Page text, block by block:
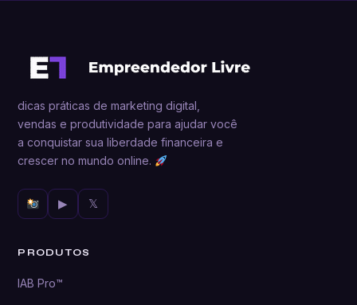
dicas práticas de marketing digital,
vendas e produtividade para ajudar você
a conquistar sua liberdade financeira e
crescer no mundo online.
▶ 𝕏
PRODUTOS
IAB Pro™